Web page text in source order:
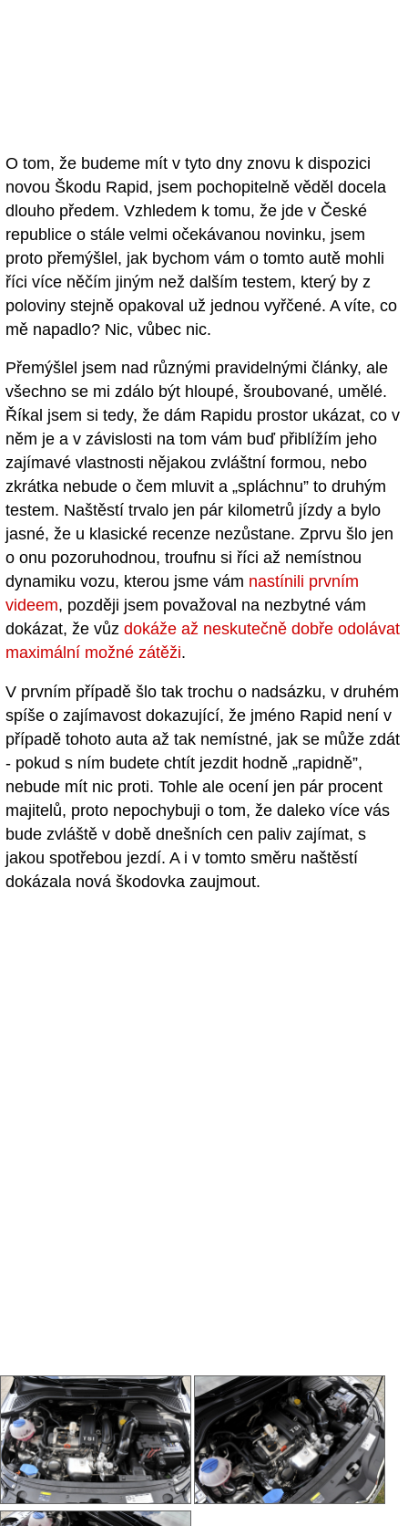
O tom, že budeme mít v tyto dny znovu k dispozici
novou Škodu Rapid, jsem pochopitelně věděl docela
dlouho předem. Vzhledem k tomu, že jde v České
republice o stále velmi očekávanou novinku, jsem
proto přemýšlel, jak bychom vám o tomto autě mohli
říci více něčím jiným než dalším testem, který by z
poloviny stejně opakoval už jednou vyřčené. A víte, co
mě napadlo? Nic, vůbec nic.
Přemýšlel jsem nad různými pravidelnými články, ale
všechno se mi zdálo být hloupé, šroubované, umělé.
Říkal jsem si tedy, že dám Rapidu prostor ukázat, co v
něm je a v závislosti na tom vám buď přiblížím jeho
zajímavé vlastnosti nějakou zvláštní formou, nebo
zkrátka nebude o čem mluvit a „spláchnu” to druhým
testem. Naštěstí trvalo jen pár kilometrů jízdy a bylo
jasné, že u klasické recenze nezůstane. Zprvu šlo jen
o onu pozoruhodnou, troufnu si říci až nemístnou
dynamiku vozu, kterou jsme vám nastínili prvním
videem, později jsem považoval na nezbytné vám
dokázat, že vůz dokáže až neskutečně dobře odolávat
maximální možné zátěži.
V prvním případě šlo tak trochu o nadsázku, v druhém
spíše o zajímavost dokazující, že jméno Rapid není v
případě tohoto auta až tak nemístné, jak se může zdát
- pokud s ním budete chtít jezdit hodně „rapidně”,
nebude mít nic proti. Tohle ale ocení jen pár procent
majitelů, proto nepochybuji o tom, že daleko více vás
bude zvláště v době dnešních cen paliv zajímat, s
jakou spotřebou jezdí. A i v tomto směru naštěstí
dokázala nová škodovka zaujmout.